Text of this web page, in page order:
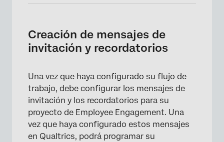
Creación de mensajes de
invitación y recordatorios
Una vez que haya configurado su flujo de
trabajo, debe configurar los mensajes de
invitación y los recordatorios para su
proyecto de Employee Engagement. Una
vez que haya configurado estos mensajes
en Qualtrics, podrá programar su